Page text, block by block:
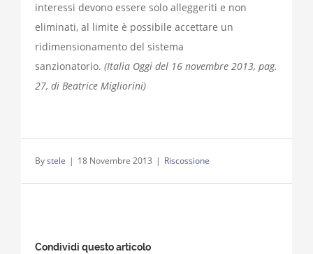
interessi devono essere solo alleggeriti e non
eliminati, al limite è possibile accettare un
ridimensionamento del sistema
sanzionatorio. (Italia Oggi del 16 novembre 2013, pag.
27, di Beatrice Migliorini)
Bystele | 18 Novembre 2013 | Riscossione
Condividi questo articolo